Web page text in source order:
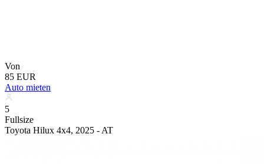
Von
85 EUR
Auto mieten
5
Fullsize
Toyota Hilux 4x4, 2025 - AT